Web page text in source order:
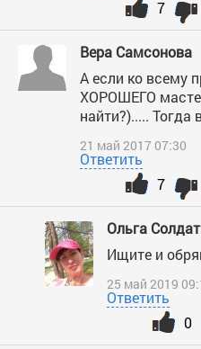
7
Вера Самсонова
А если ко всему
ХОРОШЕГО
найти?)..... Тогда
21 май 2017 07:30
Ответить
7
Ольга
Ищите и
25 май 2019
Ответить
0